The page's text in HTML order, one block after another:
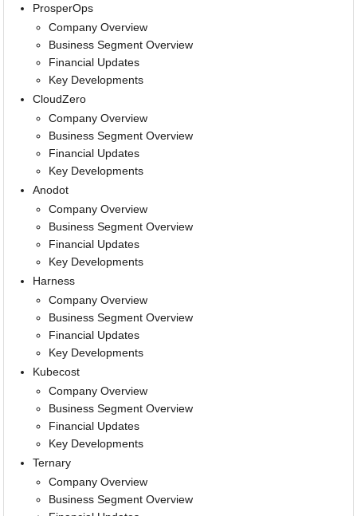
ProsperOps
Company Overview
Business Segment Overview
Financial Updates
Key Developments
CloudZero
Company Overview
Business Segment Overview
Financial Updates
Key Developments
Anodot
Company Overview
Business Segment Overview
Financial Updates
Key Developments
Harness
Company Overview
Business Segment Overview
Financial Updates
Key Developments
Kubecost
Company Overview
Business Segment Overview
Financial Updates
Key Developments
Ternary
Company Overview
Business Segment Overview